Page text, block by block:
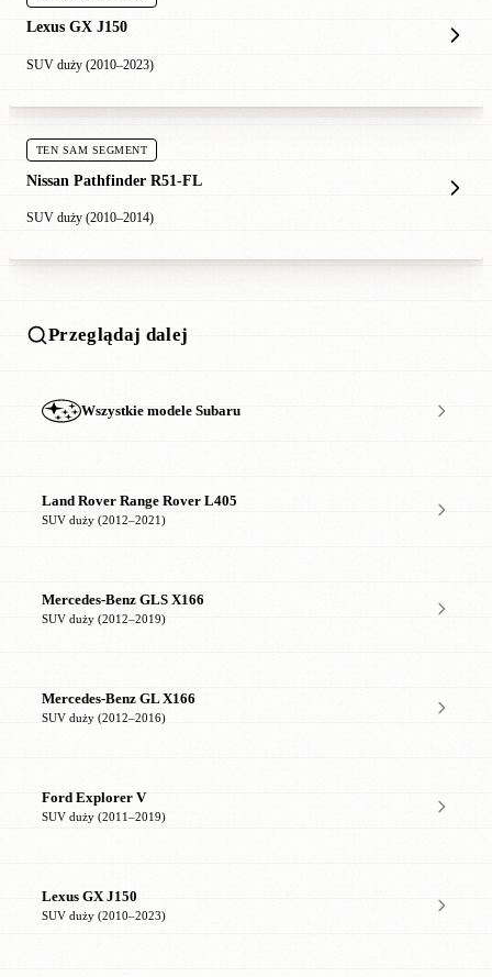
Lexus GX J150
SUV duży (2010–2023)
TEN SAM SEGMENT
Nissan Pathfinder R51-FL
SUV duży (2010–2014)
Przeglądaj dalej
Wszystkie modele Subaru
Land Rover Range Rover L405
SUV duży (2012–2021)
Mercedes-Benz GLS X166
SUV duży (2012–2019)
Mercedes-Benz GL X166
SUV duży (2012–2016)
Ford Explorer V
SUV duży (2011–2019)
Lexus GX J150
SUV duży (2010–2023)